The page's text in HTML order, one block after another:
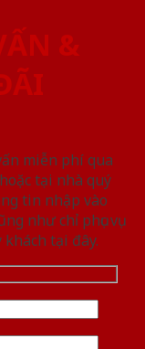
&
miễn phí qua
tại nhà quý
tin nhập vào
như chỉ phục vụ
tại đây.